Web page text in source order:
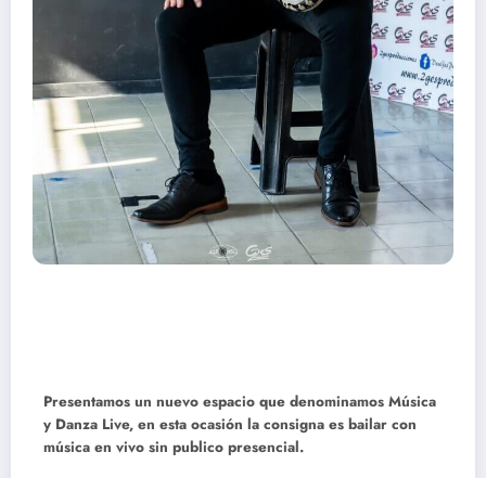
Presentamos un nuevo espacio que denominamos Música
y Danza Live, en esta ocasión la consigna es bailar con
música en vivo sin publico presencial.